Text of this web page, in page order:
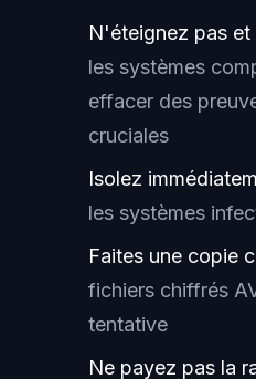
N'éteignez pas et
les systèmes
effacer des
cruciales
Isolez
les systèmes
Faites une copie
fichiers chiffrés
tentative
Ne payez pas la